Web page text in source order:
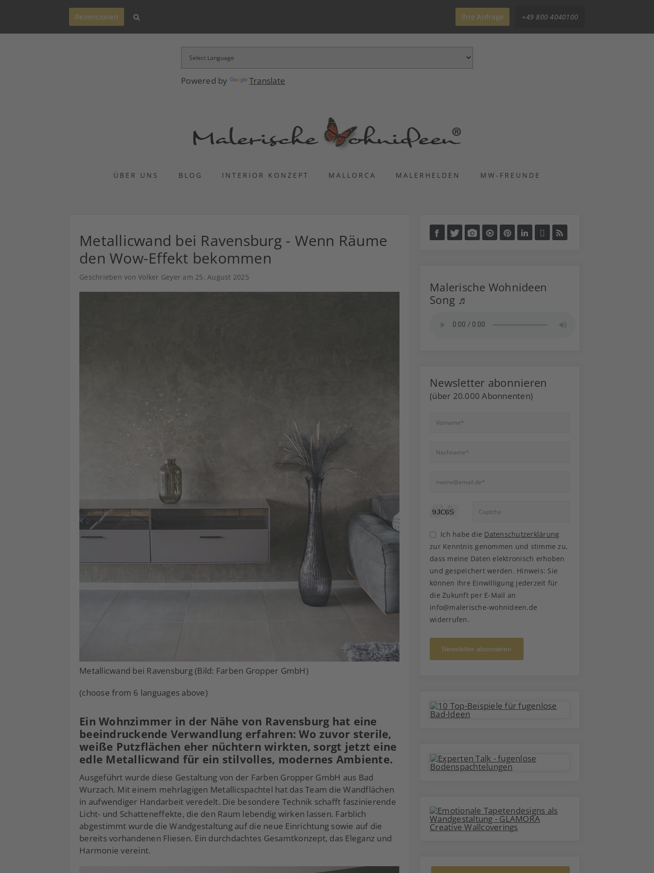
Powered by Translate
Rezensionen Ihre Anfrage +49 800 4040100
ÜBER UNS BLOG INTERIOR KONZEPT MALLORCA MALERHELDEN MW-FREUNDE
Metallicwand bei Ravensburg - Wenn Räume
den Wow-Effekt bekommen
Geschrieben von Volker Geyer am 25. August 2025
Metallicwand bei Ravensburg (Bild: Farben Gropper GmbH)
(choose from 6 languages above)
Ein Wohnzimmer in der Nähe von Ravensburg hat eine
beeindruckende Verwandlung erfahren: Wo zuvor sterile,
weiße Putzflächen eher nüchtern wirkten, sorgt jetzt eine
edle Metallicwand für ein stilvolles, modernes Ambiente.
Ausgeführt wurde diese Gestaltung von der Farben Gropper GmbH aus Bad
Wurzach. Mit einem mehrlagigen Metallicspachtel hat das Team die Wandflächen
in aufwendiger Handarbeit veredelt. Die besondere Technik schafft faszinierende
Licht- und Schatteneffekte, die den Raum lebendig wirken lassen. Farblich
abgestimmt wurde die Wandgestaltung auf die neue Einrichtung sowie auf die
bereits vorhandenen Fliesen. Ein durchdachtes Gesamtkonzept, das Eleganz und
Harmonie vereint.
Malerische Wohnideen
Song ♬
Newsletter abonnieren
(über 20.000 Abonnenten)
Ich habe die Datenschutzerklärung
zur Kenntnis genommen und stimme zu,
dass meine Daten elektronisch erhoben
und gespeichert werden. Hinweis: Sie
können Ihre Einwilligung jederzeit für
die Zukunft per E-Mail an
info@malerische-wohnideen.de
widerrufen.